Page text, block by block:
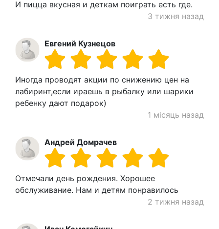
И пицца вкусная и деткам поиграть есть где.
3 тижня назад
Евгений Кузнецов
Иногда проводят акции по снижению цен на
лабиринт,если ираешь в рыбалку или шарики
ребенку дают подарок)
1 місяць назад
Андрей Домрачев
Отмечали день рождения. Хорошее
обслуживание. Нам и детям понравилось
2 тижня назад